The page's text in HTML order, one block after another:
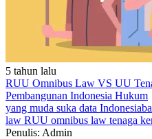
5 tahun lalu
RUU Omnibus Law VS UU
Pembangunan Indonesia Hukum
yang muda suka data
law RUU omnibus law tenaga
Penulis: Admin